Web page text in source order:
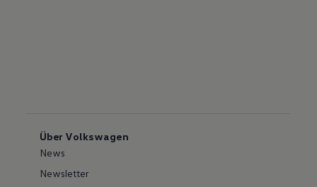
Über Volkswagen
News
Newsletter